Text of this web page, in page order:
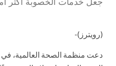
(رويترز)-
دعت منظمة الصحة العالمية،